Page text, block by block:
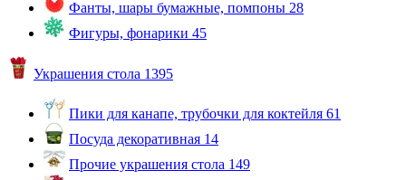
Фанты, шары бумажные, помпоны 28
Фигуры, фонарики 45
Украшения стола 1395
Пики для канапе, трубочки для коктейля 61
Посуда декоративная 14
Прочие украшения стола 149